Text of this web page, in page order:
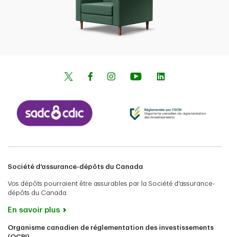
Société d'assurance-dépôts du Canada
Vos dépôts pourraient être assurables par la Société d'assurance-
dépôts du Canada.
En savoir plus
Organisme canadien de réglementation des investissements